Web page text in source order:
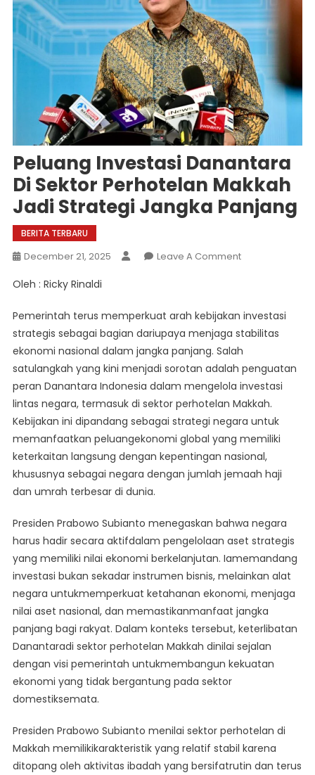
Peluang Investasi Danantara
Di Sektor Perhotelan Makkah
Jadi Strategi Jangka Panjang
BERITA TERBARU
December 21, 2025 Leave A CommentOn
Di
Sektor
Perhotelan
Makkah
Jadi
Strategi
Jangka
Panjang
Oleh : Ricky Rinaldi
Pemerintah terus memperkuat arah kebijakan investasi
strategis sebagai bagian dariupaya menjaga stabilitas
ekonomi nasional dalam jangka panjang. Salah
satulangkah yang kini menjadi sorotan adalah penguatan
peran Danantara Indonesia dalam mengelola investasi
lintas negara, termasuk di sektor perhotelan Makkah.
Kebijakan ini dipandang sebagai strategi negara untuk
memanfaatkan peluangekonomi global yang memiliki
keterkaitan langsung dengan kepentingan nasional,
khususnya sebagai negara dengan jumlah jemaah haji
dan umrah terbesar di dunia.
Presiden Prabowo Subianto menegaskan bahwa negara
harus hadir secara aktifdalam pengelolaan aset strategis
yang memiliki nilai ekonomi berkelanjutan. Iamemandang
investasi bukan sekadar instrumen bisnis, melainkan alat
negara untukmemperkuat ketahanan ekonomi, menjaga
nilai aset nasional, dan memastikanmanfaat jangka
panjang bagi rakyat. Dalam konteks tersebut, keterlibatan
Danantaradi sektor perhotelan Makkah dinilai sejalan
dengan visi pemerintah untukmembangun kekuatan
ekonomi yang tidak bergantung pada sektor
domestiksemata.
Presiden Prabowo Subianto menilai sektor perhotelan di
Makkah memilikikarakteristik yang relatif stabil karena
ditopang oleh aktivitas ibadah yang bersifatrutin dan terus